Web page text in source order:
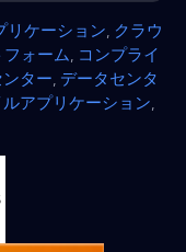
リケーション クラウ
ォーム コンプライ
ター データセンタ
アプリケーション